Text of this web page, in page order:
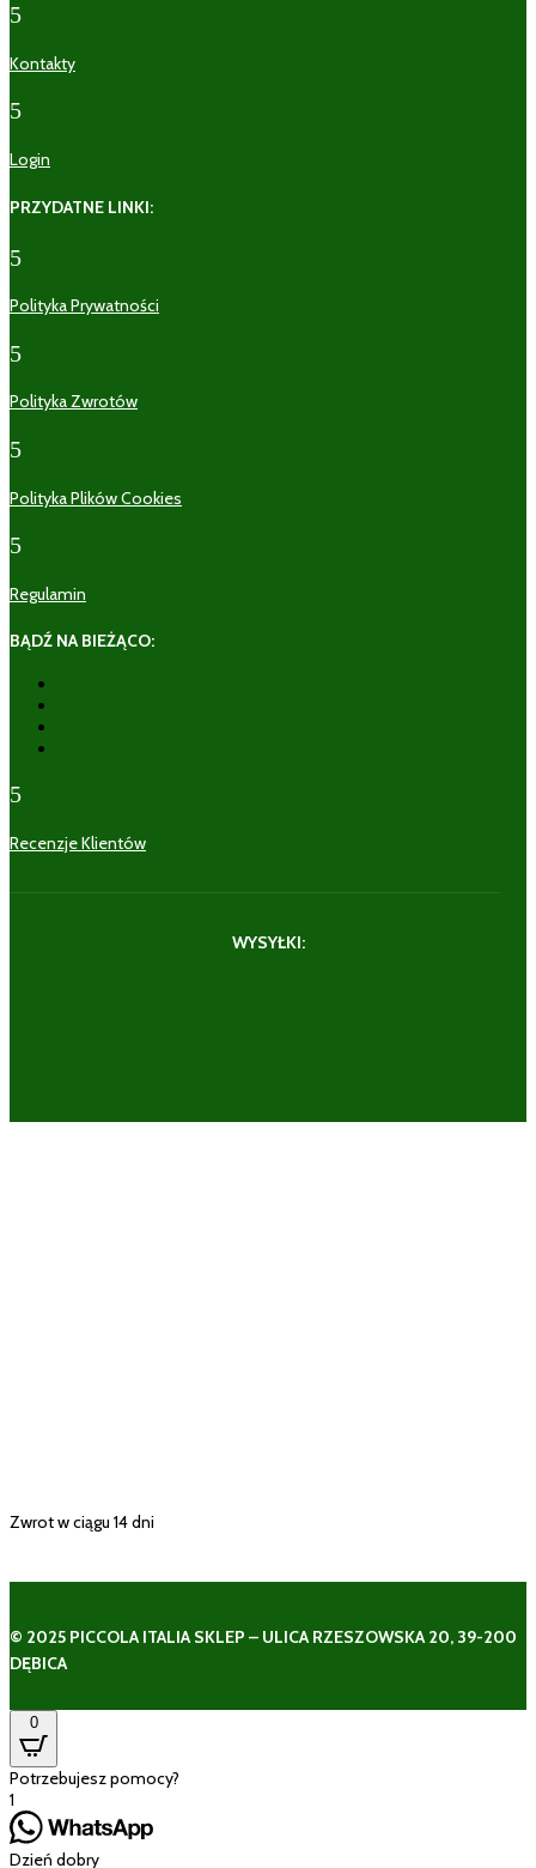
5
Kontakty
5
Login
PRZYDATNE LINKI:
5
Polityka Prywatności
5
Polityka Zwrotów
5
Polityka Plików Cookies
5
Regulamin
BĄDŹ NA BIEŻĄCO:
5
Recenzje Klientów
WYSYŁKI:
Zwrot w ciągu 14 dni
© 2025 PICCOLA ITALIA SKLEP – ULICA RZESZOWSKA 20, 39-200
DĘBICA
0
Potrzebujesz pomocy?
1
Dzień dobry